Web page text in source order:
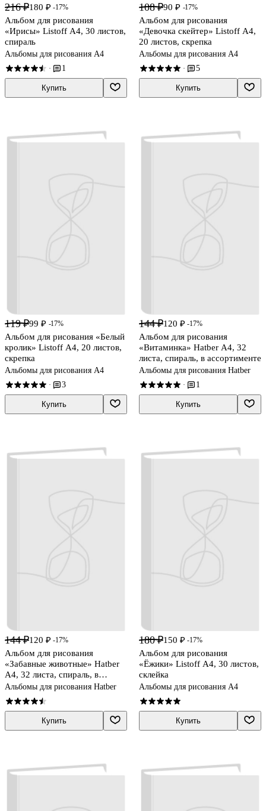
216 ₽180 ₽ -17%
Альбом для рисования
«Ирисы» Listoff А4, 30 листов,
спираль
Альбомы для рисования А4
· 1
Купить
108 ₽90 ₽ -17%
Альбом для рисования
«Девочка скейтер» Listoff А4,
20 листов, скрепка
Альбомы для рисования А4
· 5
Купить
119 ₽99 ₽ -17%
Альбом для рисования «Белый
кролик» Listoff А4, 20 листов,
скрепка
Альбомы для рисования А4
· 3
Купить
144 ₽120 ₽ -17%
Альбом для рисования
«Витаминка» Hatber А4, 32
листа, спираль, в ассортименте
Альбомы для рисования Hatber
· 1
Купить
144 ₽120 ₽ -17%
Альбом для рисования
«Забавные животные» Hatber
А4, 32 листа, спираль, в
ассортименте
Альбомы для рисования Hatber
Купить
180 ₽150 ₽ -17%
Альбом для рисования
«Ёжики» Listoff А4, 30 листов,
склейка
Альбомы для рисования А4
Купить